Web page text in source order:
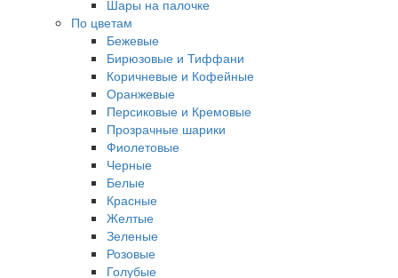
Шары на палочке
По цветам
Бежевые
Бирюзовые и Тиффани
Коричневые и Кофейные
Оранжевые
Персиковые и Кремовые
Прозрачные шарики
Фиолетовые
Черные
Белые
Красные
Желтые
Зеленые
Розовые
Голубые